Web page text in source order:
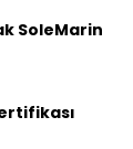
SoleMarin